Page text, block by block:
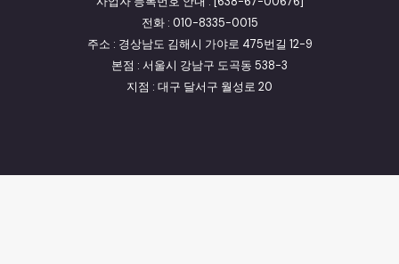
전화 : 010-8335-0015
주소 : 경상남도 김해시 가야로 475번길 12-9
본점 : 서울시 강남구 도곡동 538-3
지점 : 대구 달서구 월성로 20